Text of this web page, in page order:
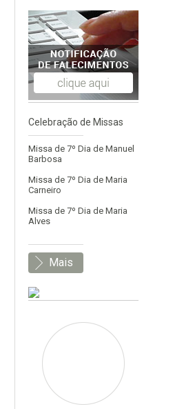
Celebração de Missas
Missa de 7º Dia de Manuel
Barbosa
Missa de 7º Dia de Maria
Carneiro
Missa de 7º Dia de Maria
Alves
Mais